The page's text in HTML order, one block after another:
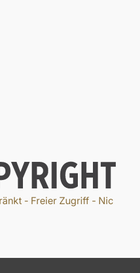
- Freier Zugriff - Nic